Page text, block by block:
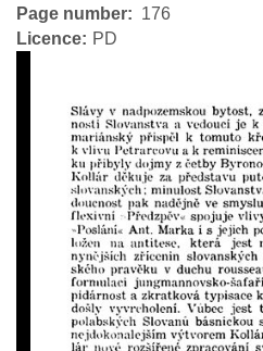
Page number
176
Licence
PD